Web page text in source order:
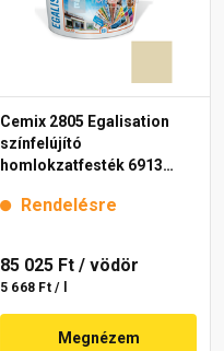
Cemix 2805 Egalisation
színfelújító
homlokzatfesték 6913
Rendelésre
85 025 Ft / vödör
5 668 Ft / l
Megnézem